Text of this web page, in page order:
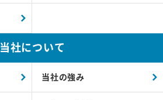
当社について
当社の強み